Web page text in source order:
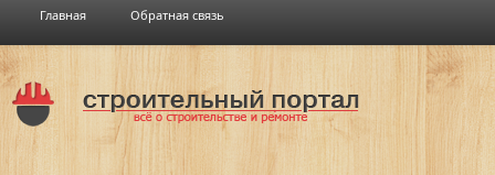
Главная Обратная связь